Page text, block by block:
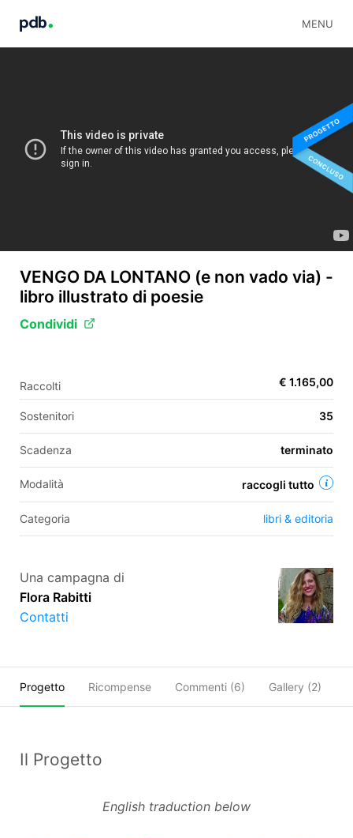
MENU
VENGO DA LONTANO (e non vado via) -
libro illustrato di poesie
Condividi
Raccolti € 1.165,00
Sostenitori 35
Scadenza terminato
Modalità raccogli tutto
Categoria libri & editoria
Una campagna di
Flora Rabitti
Contatti
Progetto Ricompense Commenti (6) Gallery (2)
Il Progetto
English traduction below